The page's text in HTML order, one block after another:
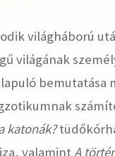
világháború
világának
bemutatása
katonák?
valamint A